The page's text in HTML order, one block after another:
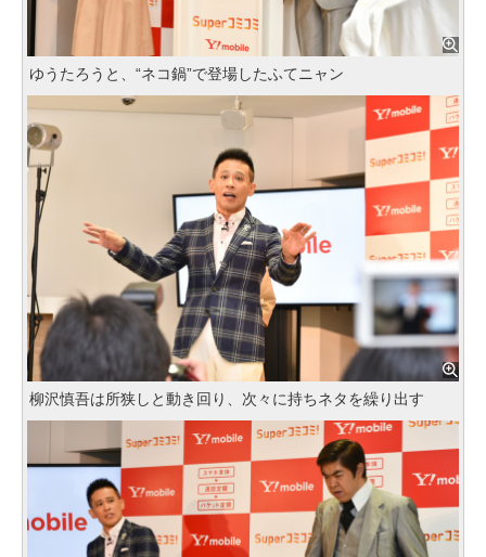
ゆうたろうと、“ネコ鍋”で登場したふてニャン
柳沢慎吾は所狭しと動き回り、次々に持ちネタを繰り出す